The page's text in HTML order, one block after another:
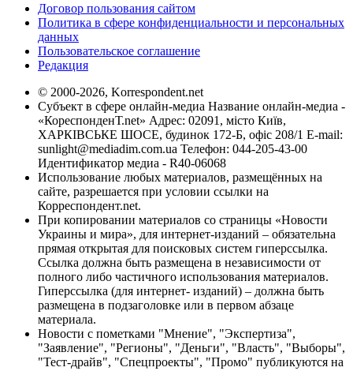
Договор пользования сайтом
Политика в сфере конфиденциальности и персональных
данных
Пользовательское соглашение
Редакция
© 2000-2026, Korrespondent.net
Субъект в сфере онлайн-медиа Название онлайн-медиа -
«КореспонденТ.net» Адрес: 02091, місто Київ,
ХАРКІВСЬКЕ ШОСЕ, будинок 172-Б, офіс 208/1 E-mail:
sunlight@mediadim.com.ua Телефон: 044-205-43-00
Идентификатор медиа - R40-06068
Использование любых материалов, размещённых на
сайте, разрешается при условии ссылки на
Корреспондент.net.
При копировании материалов со страницы «Новости
Украины и мира», для интернет-изданий – обязательна
прямая открытая для поисковых систем гиперссылка.
Ссылка должна быть размещена в независимости от
полного либо частичного использования материалов.
Гиперссылка (для интернет- изданий) – должна быть
размещена в подзаголовке или в первом абзаце
материала.
Новости с пометками "Мнение", "Экспертиза",
"Заявление", "Регионы", "Деньги", "Власть", "Выборы",
"Тест-драйв", "Спецпроекты", "Промо" публикуются на